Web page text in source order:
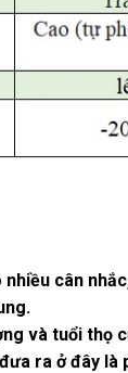
cân
và tuổi thọ
ra ở đây là